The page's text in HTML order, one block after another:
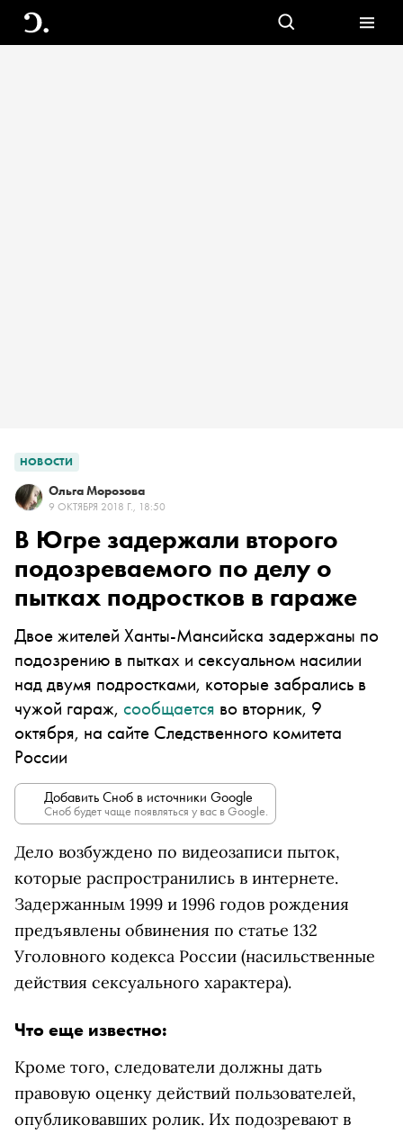
НОВОСТИ
Ольга Морозова
9 ОКТЯБРЯ 2018 Г., 18:50
В Югре задержали второго
подозреваемого по делу о
пытках подростков в гараже
Двое жителей Ханты-Мансийска задержаны по
подозрению в пытках и сексуальном насилии
над двумя подростками, которые забрались в
чужой гараж, сообщается во вторник, 9
октября, на сайте Следственного комитета
России
Добавить Сноб в источники Google
Сноб будет чаще появляться у вас в Google.
Дело возбуждено по видеозаписи пыток,
которые распространились в интернете.
Задержанным 1999 и 1996 годов рождения
предъявлены обвинения по статье 132
Уголовного кодекса России (насильственные
действия сексуального характера).
Что еще известно:
Кроме того, следователи должны дать
правовую оценку действий пользователей,
опубликовавших ролик. Их подозревают в